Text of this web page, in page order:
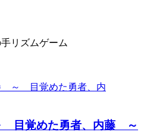
リズムゲーム
覚めた勇者、内藤 ～